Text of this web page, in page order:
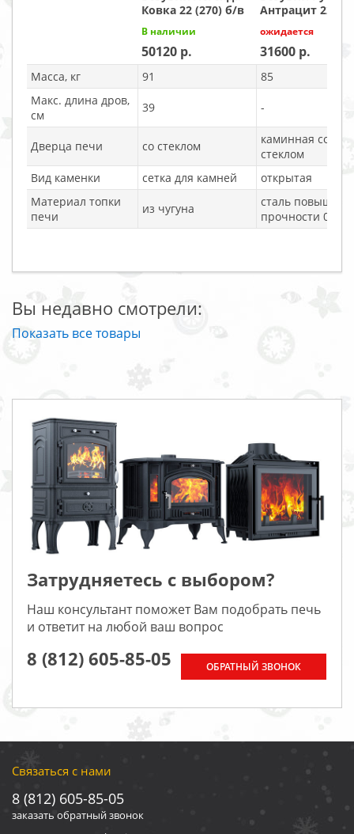
Ковка 22 (270) б/в
В наличии
50120
Антрацит 22
ожидается
31600
Масса, кг 91
85
Макс. длина дров,
см
39 -
Дверца печи со стеклом
каминная со
стеклом
Вид каменки
сетка для камней
открытая
Материал топки
печи
из чугуна
сталь
прочности 09Г2С
Вы недавно смотрели:
Показать все товары
Затрудняетесь с выбором?
Наш консультант поможет Вам подобрать печь
и ответит на любой ваш вопрос
8 (812) 605-85-05 ОБРАТНЫЙ ЗВОНОК
Связаться с нами
8 (812) 605-85-05
заказать обратный звонок